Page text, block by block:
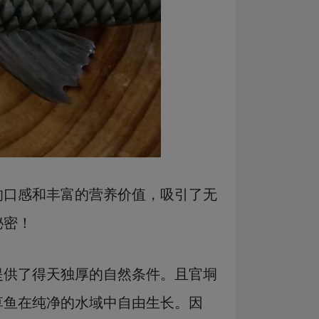
感和丰富的营养价值，吸引了无
！
了得天独厚的自然条件。且官垌
在纯净的水域中自由生长。因